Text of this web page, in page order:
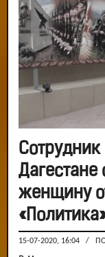
Сотрудник
женщину
15-07-2020, 16:04 /